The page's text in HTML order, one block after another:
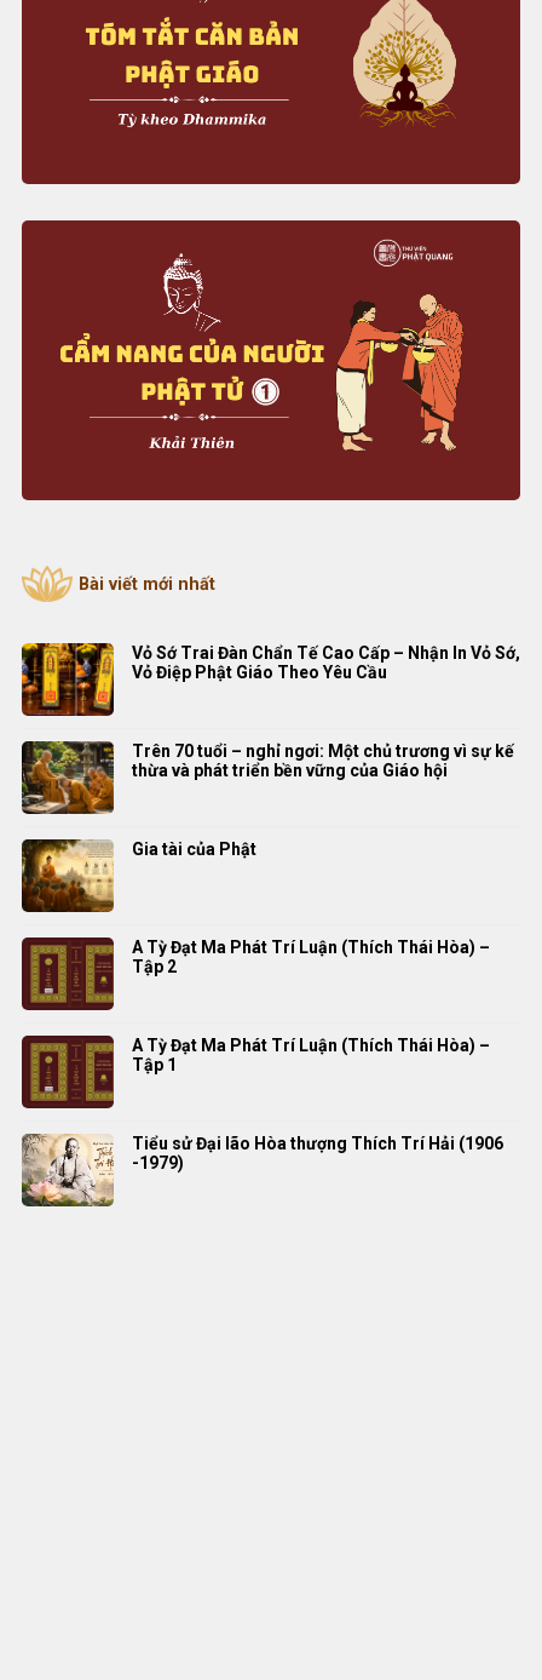
Bài viết mới nhất
Vỏ Sớ Trai Đàn Chẩn Tế Cao Cấp – Nhận In Vỏ Sớ,
Vỏ Điệp Phật Giáo Theo Yêu Cầu
Trên 70 tuổi – nghỉ ngơi: Một chủ trương vì sự kế
thừa và phát triển bền vững của Giáo hội
Gia tài của Phật
A Tỳ Đạt Ma Phát Trí Luận (Thích Thái Hòa) –
Tập 2
A Tỳ Đạt Ma Phát Trí Luận (Thích Thái Hòa) –
Tập 1
Tiểu sử Đại lão Hòa thượng Thích Trí Hải (1906
-1979)